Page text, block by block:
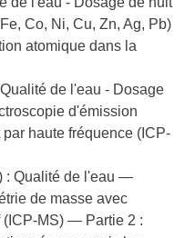
Co, Ni, Cu, Zn, Ag, Pb)
atomique dans la
de l'eau - Dosage
d'émission
haute fréquence (ICP-
: Qualité de l'eau —
de masse avec
(ICP-MS) — Partie 2 :